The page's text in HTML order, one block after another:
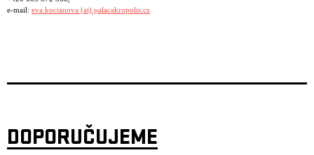
e-mail: eva.kocianova (at) palacakropolis.cz
DOPORUČUJEME